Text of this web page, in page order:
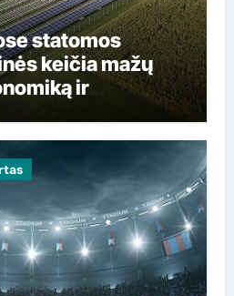
statomos
keičia mažų
ir